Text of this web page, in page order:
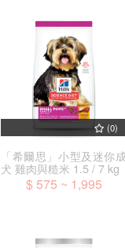
(0)
「希爾思」小型及迷你成
犬 雞肉與糙米 1.5 / 7 kg
$ 575 ~ 1,995